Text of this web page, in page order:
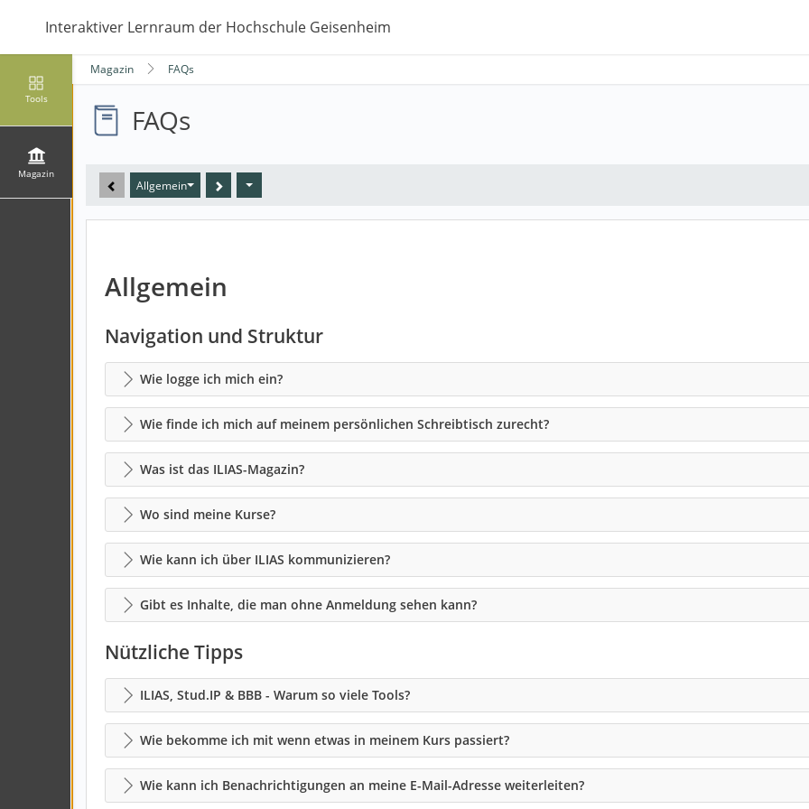
Interaktiver Lernraum der Hochschule Geisenheim
Tools
Magazin
Magazin FAQs
FAQs
Allgemein
Allgemein
Navigation und Struktur
Wie logge ich mich ein?
Wie finde ich mich auf meinem persönlichen Schreibtisch zurecht?
Was ist das ILIAS-Magazin?
Wo sind meine Kurse?
Wie kann ich über ILIAS kommunizieren?
Gibt es Inhalte, die man ohne Anmeldung sehen kann?
Nützliche Tipps
ILIAS, Stud.IP & BBB - Warum so viele Tools?
Wie bekomme ich mit wenn etwas in meinem Kurs passiert?
Wie kann ich Benachrichtigungen an meine E-Mail-Adresse weiterleiten?